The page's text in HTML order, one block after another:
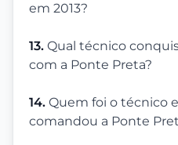
em 2013?
13. Qual técnico
com a Ponte Preta?
14. Quem foi o técnico
comandou a Ponte